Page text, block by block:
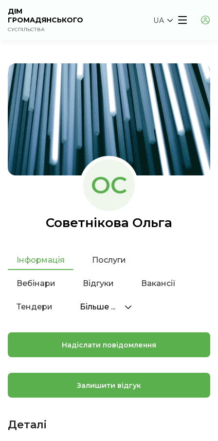
ДІМ
ГРОМАДЯНСЬКОГО
СУСПІЛЬСТВА
UA
ОС
Советнікова Ольга
Інформація Послуги
Вебінари Відгуки Вакансії
Тендери Більше ...
Надіслати повідомлення
Залишити відгук
Деталі